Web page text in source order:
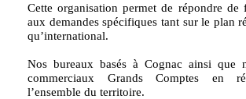
Cette organisation permet de répondre de
aux demandes spécifiques tant sur le plan
qu’international.
Nos bureaux basés à Cognac ainsi que
commerciaux Grands Comptes en
l’ensemble du territoire.